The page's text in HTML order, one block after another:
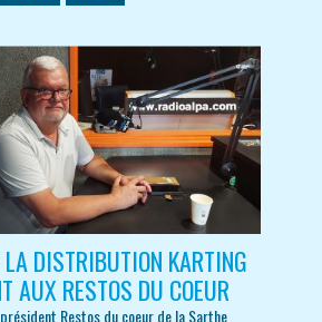
DISTRIBUTION KARTING
AUX RESTOS DU COEUR
Restos du coeur de la Sarthe